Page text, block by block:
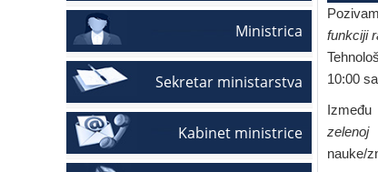
Ministrica
Sekretar ministarstva
Kabinet ministrice
funkciji
10:00
Između
zelenoj
nauke/